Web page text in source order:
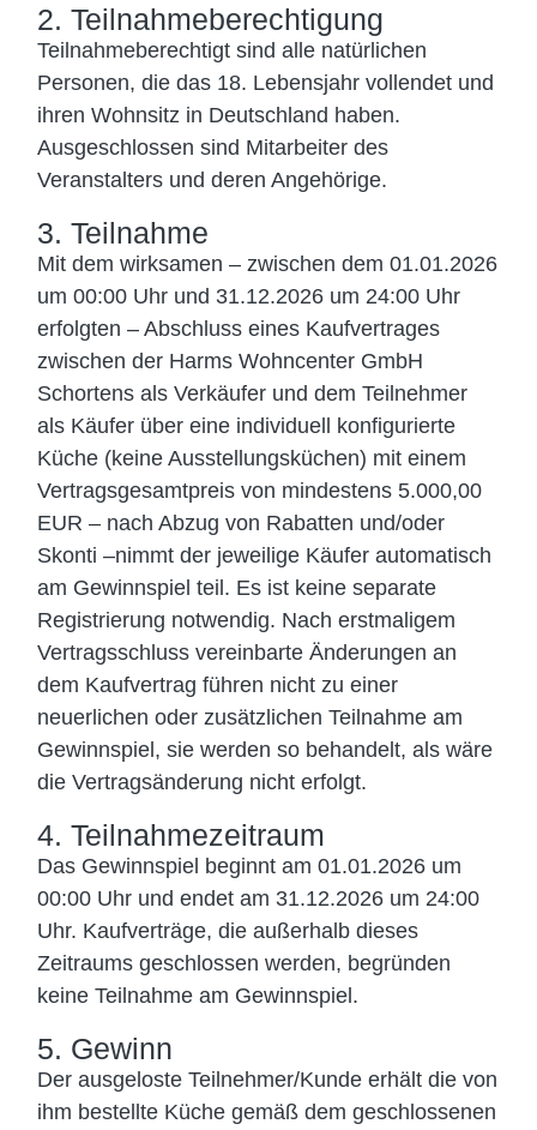
2. Teilnahmeberechtigung
Teilnahmeberechtigt sind alle natürlichen
Personen, die das 18. Lebensjahr vollendet und
ihren Wohnsitz in Deutschland haben.
Ausgeschlossen sind Mitarbeiter des
Veranstalters und deren Angehörige.
3. Teilnahme
Mit dem wirksamen – zwischen dem 01.01.2026
um 00:00 Uhr und 31.12.2026 um 24:00 Uhr
erfolgten – Abschluss eines Kaufvertrages
zwischen der Harms Wohncenter GmbH
Schortens als Verkäufer und dem Teilnehmer
als Käufer über eine individuell konfigurierte
Küche (keine Ausstellungsküchen) mit einem
Vertragsgesamtpreis von mindestens 5.000,00
EUR – nach Abzug von Rabatten und/oder
Skonti –nimmt der jeweilige Käufer automatisch
am Gewinnspiel teil. Es ist keine separate
Registrierung notwendig. Nach erstmaligem
Vertragsschluss vereinbarte Änderungen an
dem Kaufvertrag führen nicht zu einer
neuerlichen oder zusätzlichen Teilnahme am
Gewinnspiel, sie werden so behandelt, als wäre
die Vertragsänderung nicht erfolgt.
4. Teilnahmezeitraum
Das Gewinnspiel beginnt am 01.01.2026 um
00:00 Uhr und endet am 31.12.2026 um 24:00
Uhr. Kaufverträge, die außerhalb dieses
Zeitraums geschlossen werden, begründen
keine Teilnahme am Gewinnspiel.
5. Gewinn
Der ausgeloste Teilnehmer/Kunde erhält die von
ihm bestellte Küche gemäß dem geschlossenen